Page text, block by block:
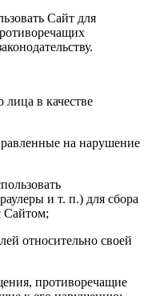
Сайт для
лица в качестве
на нарушение
и т. п.) для сбора
Сайтом;
относительно своей
противоречащие